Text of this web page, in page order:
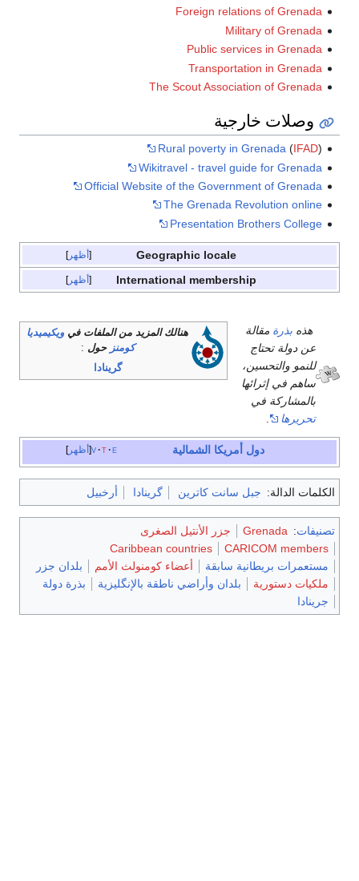
Foreign relations of Grenada
Military of Grenada
Public services in Grenada
Transportation in Grenada
The Scout Association of Grenada
وصلات خارجية
Rural poverty in Grenada(IFAD)
Wikitravel - travel guide for Grenada
Official Website of the Government of Grenada
The Grenada Revolution online
Presentation Brothers College
أظهر Geographic locale
أظهر International membership
هنالك المزيد من الملفات في ويكيميديا
كومنز حول :
گرينادا
هذه بذرة مقالة
عن دولة تحتاج
للنمو والتحسين،
ساهم في إثرائها
بالمشاركة في
تحريرها
أظهر v t e دول أمريكا الشمالية
الكلمات الدالة: جبل سانت كاترين گرينادا أرخبيل
تصنيفات:
Grenada
جزر الأنتيل الصغرى
CARICOM members
Caribbean countries
مستعمرات بريطانية سابقة
أعضاء كومنولث الأمم
بلدان جزر
ملكيات دستورية
بلدان وأراضي ناطقة بالإنگليزية
بذرة دولة
جرينادا